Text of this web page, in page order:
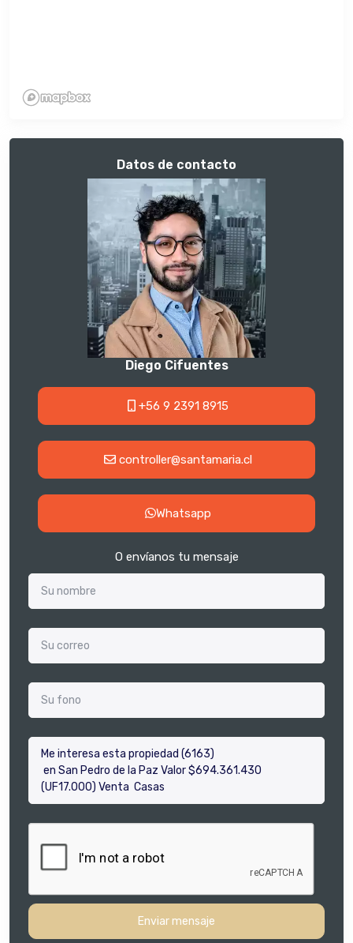
Datos de contacto
Diego Cifuentes
+56 9 2391 8915
controller@santamaria.cl
Whatsapp
O envíanos tu mensaje
Enviar mensaje